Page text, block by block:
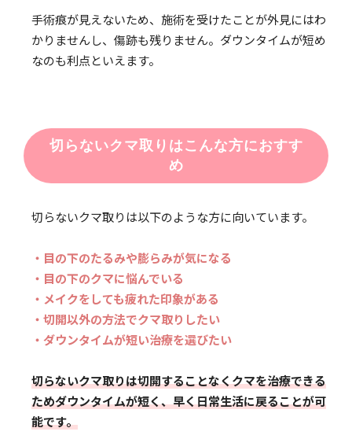
手術痕が見えないため、施術を受けたことが外見にはわ
かりませんし、傷跡も残りません。ダウンタイムが短め
なのも利点といえます。
切らないクマ取りはこんな方におすす
め
切らないクマ取りは以下のような方に向いています。
・目の下のたるみや膨らみが気になる
・目の下のクマに悩んでいる
・メイクをしても疲れた印象がある
・切開以外の方法でクマ取りしたい
・ダウンタイムが短い治療を選びたい
切らないクマ取りは切開することなくクマを治療できる
ためダウンタイムが短く、早く日常生活に戻ることが可
能です。